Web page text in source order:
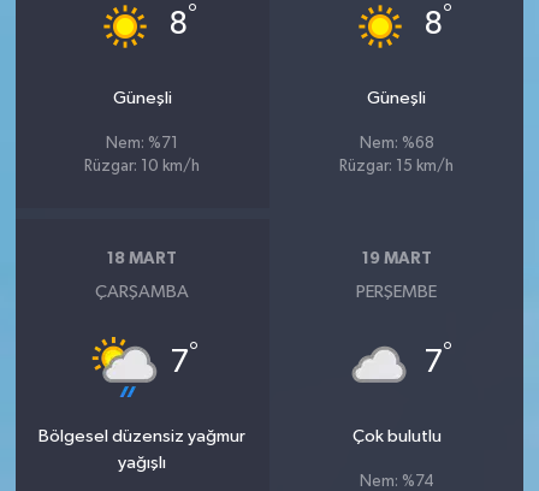
8°
Güneşli
Nem: %71
Rüzgar: 10 km/h
8°
Güneşli
Nem: %68
Rüzgar: 15 km/h
18 MART
ÇARŞAMBA
7°
Bölgesel düzensiz yağmur
yağışlı
19 MART
PERŞEMBE
7°
Çok bulutlu
Nem: %74